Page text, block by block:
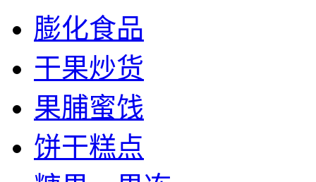
膨化食品
干果炒货
果脯蜜饯
饼干糕点